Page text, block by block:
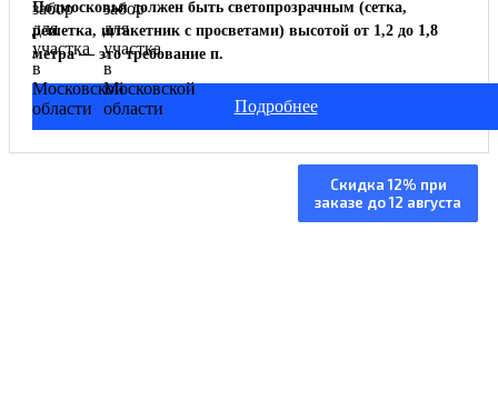
Подмосковья должен быть светопрозрачным (сетка,
решетка, штакетник с просветами) высотой от 1,2 до 1,8
метра — это требование п.
Подробнее
Скидка 12% при
заказе до 12 августа